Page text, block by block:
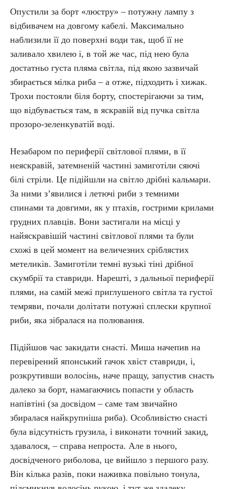
Опустили за борт «люстру» – потужну лампу з
відбивачем на довгому кабелі. Максимально
наблизили її до поверхні води так, щоб її не
заливало хвилею і, в той же час, під нею була
достатньо густа пляма світла, під якою зазвичай
збирається мілка риба – а отже, підходить і хижак.
Трохи постояли біля борту, спостерігаючи за тим,
що відбувається там, в яскравій від пучка світла
прозоро-зеленкуватій воді.
Незабаром по периферії світлової плями, в її
неяскравій, затемненій частині замиготіли сяючі
білі стріли. Це підійшли на світло дрібні кальмари.
За ними з’явилися і летючі риби з темними
спинами та довгими, як у птахів, гострими крилами
грудних плавців. Вони застигали на місці у
найяскравішій частині світлової плями та були
схожі в цей момент на величезних сріблястих
метеликів. Замиготіли темні вузькі тіні дрібної
скумбрії та ставриди. Нарешті, з дальньої периферії
плями, на самій межі приглушеного світла та густої
темряви, почали долітати потужні сплески крупної
риби, яка зібралася на полювання.
Підійшов час закидати снасті. Миша начепив на
перевірений японський гачок хвіст ставриди, і,
розкрутивши волосінь, наче пращу, запустив снасть
далеко за борт, намагаючись попасти у область
напівтіні (за досвідом – саме там звичайно
збиралася найкрупніша риба). Особливістю снасті
була відсутність грузила, і виконати точний закид,
здавалося, – справа непроста. Але в нього,
досвідченого риболова, це вийшло з першого разу.
Він кілька разів, поки наживка повільно тонула,